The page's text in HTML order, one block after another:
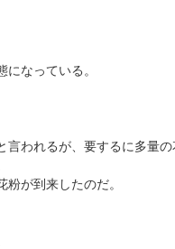
なっている。
われるが、要するに多量
が到来したのだ。